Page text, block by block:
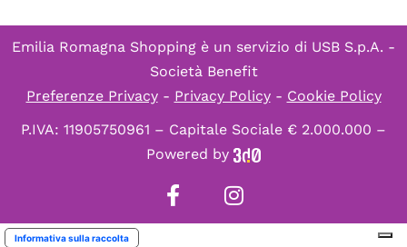
Emilia Romagna Shopping è un servizio di USB S.p.A. -
Società Benefit
Preferenze Privacy- Privacy Policy- Cookie Policy
P.IVA: 11905750961 – Capitale Sociale € 2.000.000 –
Powered by
Informativa sulla raccolta